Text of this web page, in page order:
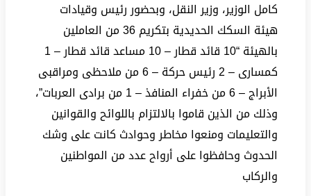
كامل الوزير، وزير النقل، وبحضور رئيس وقيادات
هيئة السكك الحديدية بتكريم 36 من العاملين
بالهيئة “10 قائد قطار – 10 مساعد قائد قطار – 1
كمسارى – 2 رئيس حركة – 6 من ملاحظى ومراقبى
الأبراج – 6 من خفراء المنافذ – 1 من برادى العربات”،
وذلك من الذين قاموا بالالتزام باللوائح والقوانين
والتعليمات ومنعوا مخاطر وحوادث كانت على وشك
الحدوث وحافظوا على أرواح عدد من المواطنين
والركاب